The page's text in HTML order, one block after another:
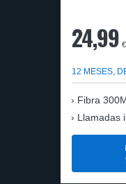
24,99
12 MESES,
Fibra
Llamadas